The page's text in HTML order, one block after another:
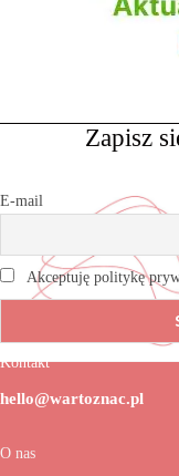
Zapisz
E-mail
Akceptuję politykę
Kontakt
hello@wartoznac.pl
O nas